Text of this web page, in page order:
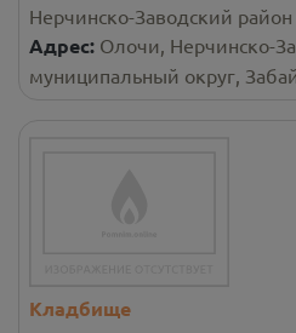
Нерчинско-Заводский район
Адрес: Олочи, Нерчинско-
муниципальный округ,
Кладбище